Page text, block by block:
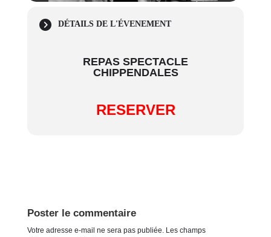
DÉTAILS DE L'ÉVENEMENT
REPAS SPECTACLE
CHIPPENDALES
RESERVER
Poster le commentaire
Votre adresse e-mail ne sera pas publiée. Les champs